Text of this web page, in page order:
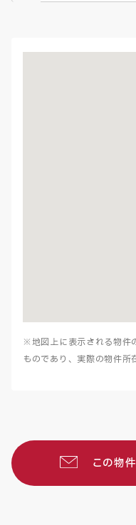
※地図上に表示される物件
ものであり、実際の物件所
この物